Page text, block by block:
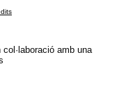
amb una